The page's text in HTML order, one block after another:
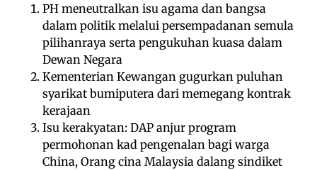
PH meneutralkan isu agama dan bangsa
dalam politik melalui persempadanan semula
pilihanraya serta pengukuhan kuasa dalam
Dewan Negara
Kementerian Kewangan gugurkan puluhan
syarikat bumiputera dari memegang kontrak
kerajaan
Isu kerakyatan: DAP anjur program
permohonan kad pengenalan bagi warga
China, Orang cina Malaysia dalang sindiket